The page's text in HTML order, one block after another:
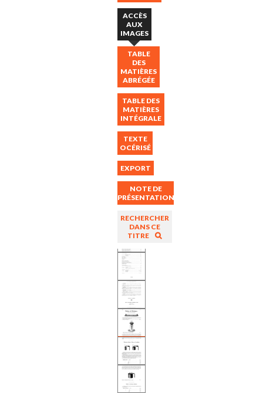
ACCÈS
AUX
IMAGES
TABLE
DES
MATIÈRES
ABRÉGÉE
TABLE DES
MATIÈRES
INTÉGRALE
TEXTE
OCÉRISÉ
EXPORT
NOTE DE
PRÉSENTATION
RECHERCHER
DANS CE
TITRE